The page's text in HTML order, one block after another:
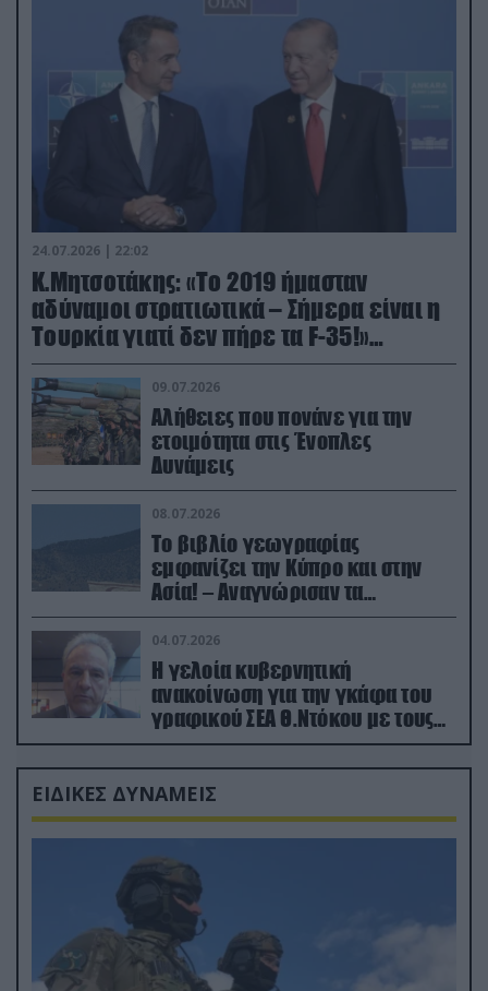
24.07.2026 | 22:02
Κ.Μητσοτάκης: «Το 2019 ήμασταν
αδύναμοι στρατιωτικά – Σήμερα είναι η
Τουρκία γιατί δεν πήρε τα F-35!»
(βίντεο)
09.07.2026
Αλήθειες που πονάνε για την
ετοιμότητα στις Ένοπλες
Δυνάμεις
08.07.2026
Το βιβλίο γεωγραφίας
εμφανίζει την Κύπρο και στην
Ασία! – Αναγνώρισαν τα
κατεχόμενα; (φωτο)
04.07.2026
Η γελοία κυβερνητική
ανακοίνωση για την γκάφα του
γραφικού ΣΕΑ Θ.Ντόκου με τους
Ρώσους φαρσέρ
ΕΙΔΙΚΕΣ ΔΥΝΑΜΕΙΣ